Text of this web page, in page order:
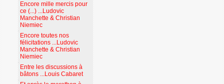
Encore mille mercis pour
ce (...) ...Ludovic
Manchette & Christian
Niemiec
Encore toutes nos
félicitations ...Ludovic
Manchette & Christian
Niemiec
Entre les discussions à
bâtons ...Louis Cabaret